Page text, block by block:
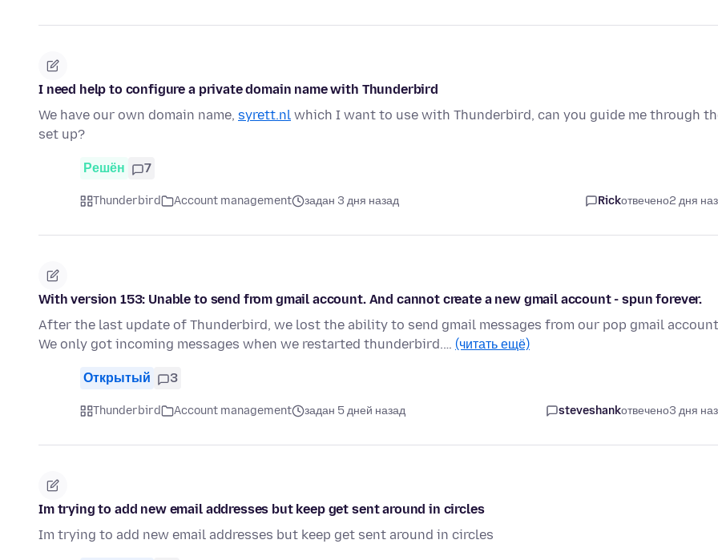
I need help to configure a private domain name with Thunderbird
We have our own domain name, syrett.nl which I want to use with Thunderbird, can you guide me through
set up?
Решён 7
Thunderbird Account management задан 3 дня назад Rickотвечено2 дня
With version 153: Unable to send from gmail account. And cannot create a new gmail account - spun forever.
After the last update of Thunderbird, we lost the ability to send gmail messages from our pop gmail
We only got incoming messages when we restarted thunderbird.… (читать ещё)
Открытый 3
Thunderbird Account management задан 5 дней назад steveshankотвечено3 дня
Im trying to add new email addresses but keep get sent around in circles
Im trying to add new email addresses but keep get sent around in circles